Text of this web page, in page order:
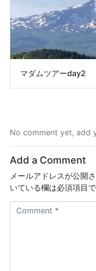
マダムツアーday2
No comment yet, add
Add a Comment
メールアドレスが公開
いている欄は必須項目